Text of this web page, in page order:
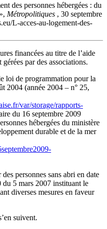
des personnes hébergées : du
Métropolitiques , 30 septembre
L-acces-au-logement-des-
financées au titre de l’aide
par des associations.
loi de programmation pour la
2004 (année 2004 – n° 25,
var/storage/rapports-
du 16 septembre 2009
hébergées du ministère
durable et de la mer
personnes sans abri en date
5 mars 2007 instituant le
diverses mesures en faveur
suivent.